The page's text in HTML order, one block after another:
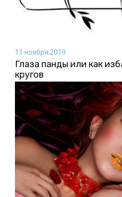
11 ноября 2019
Глаза панды или как
кругов